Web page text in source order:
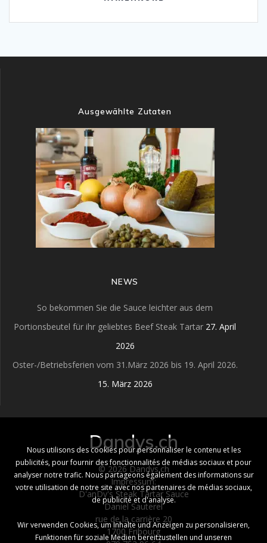
Ausgewählte Zutaten
NEWS
So bekommen Sie die Sauce leichter aus dem
Portionsbeutel für ihr geliebtes Beef Steak Tartar 27. April
2026
Oster-/Betriebsferien vom 31.März 2026 bis 19. April 2026.
15. März 2026
Dandys.ch
© 2026 Dandys.ch
Impressum:
D'anDy's Steak Tartar Sauce
Daniel Sauterel
rue de la carrière 20
1700 Fribourg
Nous utilisons des cookies pour personnaliser le contenu et les
publicités, pour fournir des fonctionnalités de médias sociaux et pour
analyser notre trafic. Nous partageons également des informations sur
votre utilisation de notre site avec nos partenaires de médias sociaux,
de publicité et d'analyse.
Wir verwenden Cookies, um Inhalte und Anzeigen zu personalisieren,
Funktionen für soziale Medien bereitzustellen und unseren